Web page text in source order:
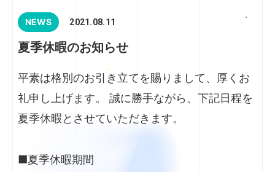
NEWS 2021.08.11
夏季休暇のお知らせ
平素は格別のお引き立てを賜りまして、厚くお
礼申し上げます。 誠に勝手ながら、下記日程を
夏季休暇とさせていただきます。
■夏季休暇期間